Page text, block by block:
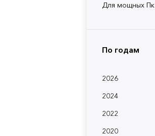
Для мощных Пк
По годам
2026
2024
2022
2020